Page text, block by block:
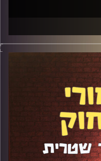
בארץ ואם ראיתם אותו
השתלת השיער בטורקיה,
ועל הקאמבק לקומדי
ואם תאזינו לפרק